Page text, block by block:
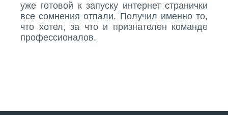
уже готовой к запуску интернет странички
все сомнения отпали. Получил именно то,
что хотел, за что и признателен команде
профессионалов.